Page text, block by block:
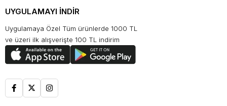
UYGULAMAYI İNDİR
Uygulamaya Özel Tüm ürünlerde 1000 TL
ve üzeri ilk alışverişte 100 TL indirim